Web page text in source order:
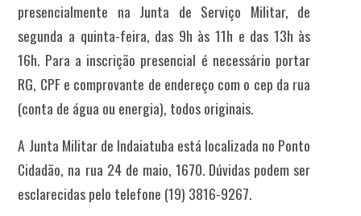
presencialmente na Junta de Serviço Militar, de
segunda a quinta-feira, das 9h às 11h e das 13h às
16h. Para a inscrição presencial é necessário portar
RG, CPF e comprovante de endereço com o cep da rua
(conta de água ou energia), todos originais.
A Junta Militar de Indaiatuba está localizada no Ponto
Cidadão, na rua 24 de maio, 1670. Dúvidas podem ser
esclarecidas pelo telefone (19) 3816-9267.